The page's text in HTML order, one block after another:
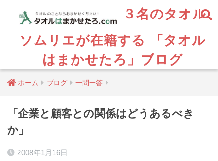
３名のタオル
ソムリエが在籍する 「タオル
はまかせたろ」ブログ
ホーム ブログ 一問一答
「企業と顧客との関係はどうあるべき
か」
2008年1月16日